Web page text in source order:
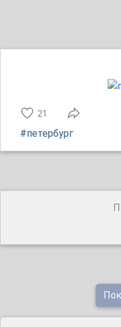
21
#петербург